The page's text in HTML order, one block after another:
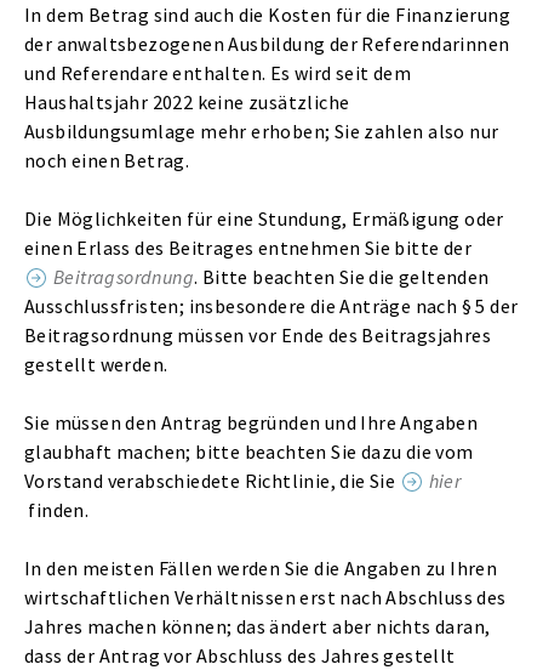
In dem Betrag sind auch die Kosten für die Finanzierung
der anwaltsbezogenen Ausbildung der Referendarinnen
und Referendare enthalten. Es wird seit dem
Haushaltsjahr 2022 keine zusätzliche
Ausbildungsumlage mehr erhoben; Sie zahlen also nur
noch einen Betrag.
Die Möglichkeiten für eine Stundung, Ermäßigung oder
einen Erlass des Beitrages entnehmen Sie bitte der
Beitragsordnung. Bitte beachten Sie die geltenden
Ausschlussfristen; insbesondere die Anträge nach § 5 der
Beitragsordnung müssen vor Ende des Beitragsjahres
gestellt werden.
Sie müssen den Antrag begründen und Ihre Angaben
glaubhaft machen; bitte beachten Sie dazu die vom
Vorstand verabschiedete Richtlinie, die Sie
hier
finden.
In den meisten Fällen werden Sie die Angaben zu Ihren
wirtschaftlichen Verhältnissen erst nach Abschluss des
Jahres machen können; das ändert aber nichts daran,
dass der Antrag vor Abschluss des Jahres gestellt